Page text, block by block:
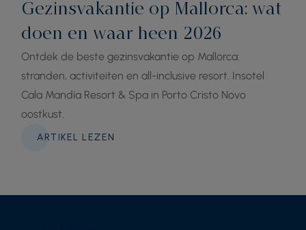
Gezinsvakantie op Mallorca: wat
doen en waar heen 2026
Ontdek de beste gezinsvakantie op Mallorca:
stranden, activiteiten en all-inclusive resort. Insotel
Cala Mandía Resort & Spa in Porto Cristo Novo
oostkust.
ARTIKEL LEZEN